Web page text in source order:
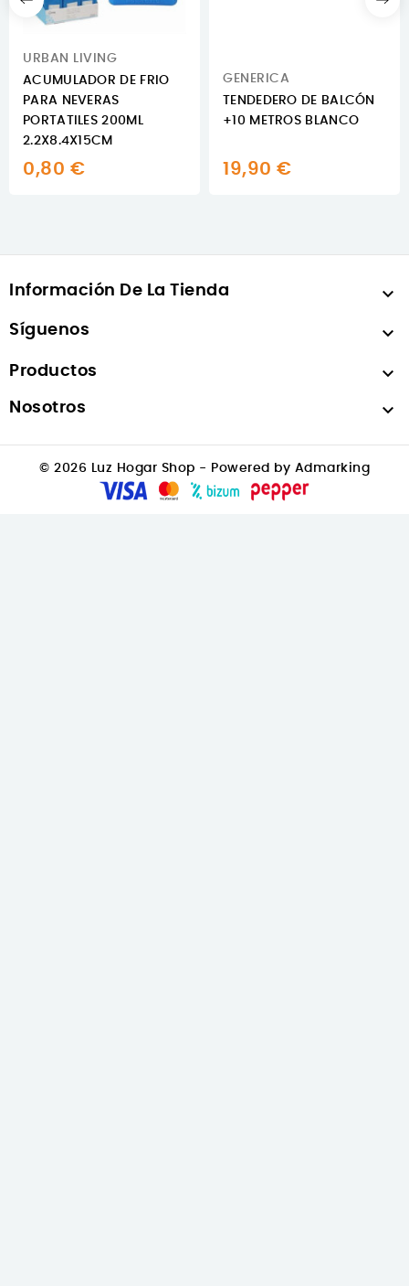
URBAN LIVING
ACUMULADOR DE FRIO
PARA NEVERAS
PORTATILES 200ML
2.2X8.4X15CM
0,80 €
GENERICA
TENDEDERO DE BALCÓN
+10 METROS BLANCO
19,90 €
Información De La Tienda 
Síguenos 
Productos 
Nosotros 
© 2026 Luz Hogar Shop - Powered by Admarking